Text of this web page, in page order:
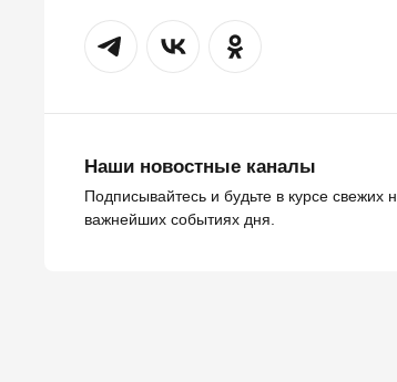
Наши новостные каналы
Подписывайтесь и будьте в курсе свежих
важнейших событиях дня.